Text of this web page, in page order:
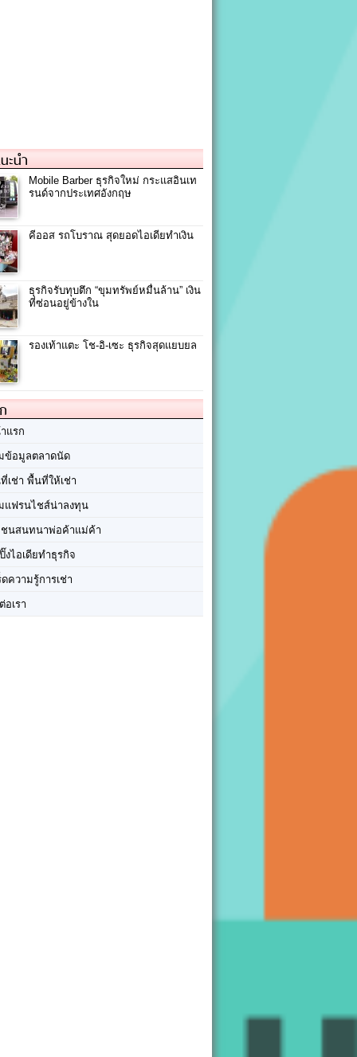
ะนำ
Mobile Barber ธุรกิจใหม่ กระแสอินเท
รนด์จากประเทศอังกฤษ
คีออส รถโบราณ สุดยอดไอเดียทำเงิน
ธุรกิจรับทุบตึก “ขุมทรัพย์หมื่นล้าน” เงิน
ที่ซ่อนอยู่ข้างใน
รองเท้าแตะ โช-อิ-เซะ ธุรกิจสุดแยบยล
แรก
ข้อมูลตลาดนัด
เช่า พื้นที่ให้เช่า
แฟรนไชส์น่าลงทุน
นสนทนาพ่อค้าแม่ค้า
งไอเดียทำธุรกิจ
ดความรู้การเช่า
อเรา